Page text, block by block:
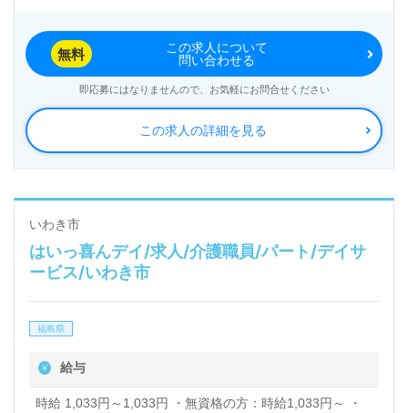
この求人の詳細を見る
無料
この求人について
問い合わせる
即応募にはなりませんので、お気軽にお問合せください
いわき市
はいっ喜んデイ/求人/介護職員/パート/デイサ
ービス/いわき市
福島県
給与
時給 1,033円～1,033円 ・無資格の方：時給1,033円～ ・